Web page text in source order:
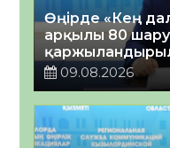
Өңірде «Кең
арқылы 80
09.08.2026